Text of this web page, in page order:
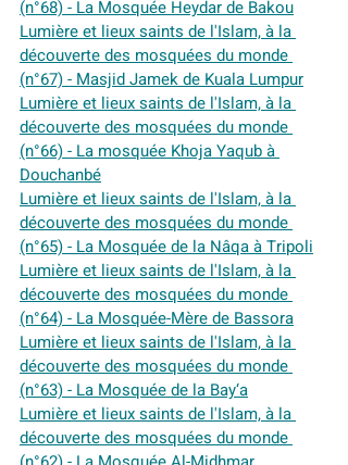
(n°68) - La Mosquée Heydar de Bakou
Lumière et lieux saints de l'Islam, à la
découverte des mosquées du monde
(n°67) - Masjid Jamek de Kuala Lumpur
Lumière et lieux saints de l'Islam, à la
découverte des mosquées du monde
(n°66) - La mosquée Khoja Yaqub à
Douchanbé
Lumière et lieux saints de l'Islam, à la
découverte des mosquées du monde
(n°65) - La Mosquée de la Nâqa à Tripoli
Lumière et lieux saints de l'Islam, à la
découverte des mosquées du monde
(n°64) - La Mosquée-Mère de Bassora
Lumière et lieux saints de l'Islam, à la
découverte des mosquées du monde
(n°63) - La Mosquée de la Bay‘a
Lumière et lieux saints de l'Islam, à la
découverte des mosquées du monde